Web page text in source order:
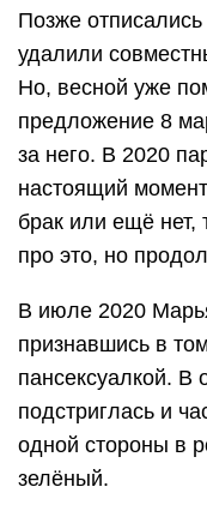
Позже отписались
удалили
Но, весной уже
предложение 8
за него. В 2020
настоящий
брак или ещё нет,
про это, но
В июле 2020
признавшись в
пансексуалкой. В
подстриглась и
одной стороны в
зелёный.